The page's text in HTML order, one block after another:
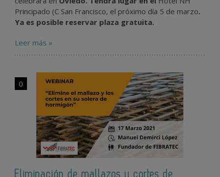
Principado (C San Francisco, el próximo día 5 de marzo.
Ya es posible reservar plaza gratuita.
Leer más »
0
Eliminación de mallazos y cortes de